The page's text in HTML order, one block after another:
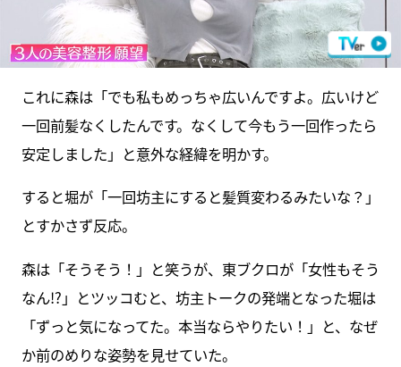
これに森は「でも私もめっちゃ広いんですよ。広いけど
一回前髪なくしたんです。なくして今もう一回作ったら
安定しました」と意外な経緯を明かす。
すると堀が「一回坊主にすると髪質変わるみたいな？」
とすかさず反応。
森は「そうそう！」と笑うが、東ブクロが「女性もそう
なん!?」とツッコむと、坊主トークの発端となった堀は
「ずっと気になってた。本当ならやりたい！」と、なぜ
か前のめりな姿勢を見せていた。